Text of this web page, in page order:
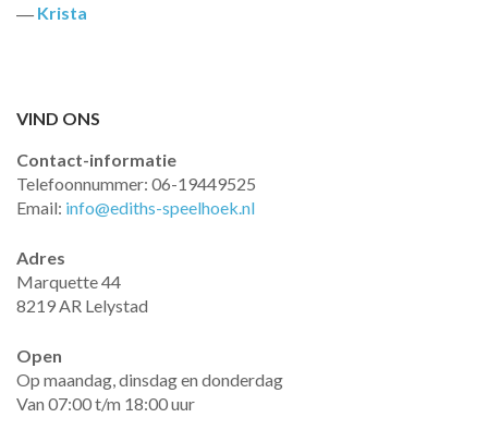
― Krista
VIND ONS
Contact-informatie
Telefoonnummer: 06-19449525
Email: info@ediths-speelhoek.nl
Adres
Marquette 44
8219 AR Lelystad
Open
Op maandag, dinsdag en donderdag
Van 07:00 t/m 18:00 uur